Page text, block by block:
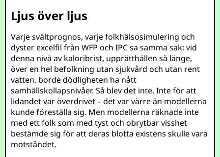
Ljus över ljus
Varje svältprognos, varje folkhälsosimulering och
dyster excelfil från WFP och IPC sa samma sak: vid
denna nivå av kaloribrist, upprätthållen så länge,
över en hel befolkning utan sjukvård och utan rent
vatten, borde dödligheten ha nått
samhällskollapsnivåer. Så blev det inte. Inte för att
lidandet var överdrivet – det var värre än modellerna
kunde föreställa sig. Men modellerna räknade inte
med ett folk som med tyst och obrytbar visshet
bestämde sig för att deras blotta existens skulle vara
motståndet.